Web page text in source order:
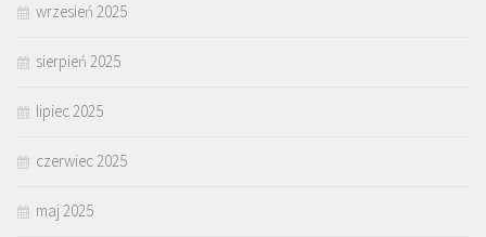
wrzesień 2025
sierpień 2025
lipiec 2025
czerwiec 2025
maj 2025